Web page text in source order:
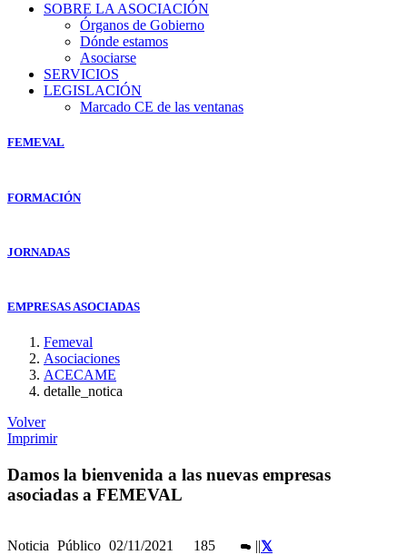
SOBRE LA ASOCIACIÓN
Órganos de Gobierno
Dónde estamos
Asociarse
SERVICIOS
LEGISLACIÓN
Marcado CE de las ventanas
FEMEVAL
FORMACIÓN
JORNADAS
EMPRESAS ASOCIADAS
Femeval
Asociaciones
ACECAME
detalle_notica
Volver
Imprimir
Damos la bienvenida a las nuevas empresas
asociadas a FEMEVAL
Noticia Público 02/11/2021 185